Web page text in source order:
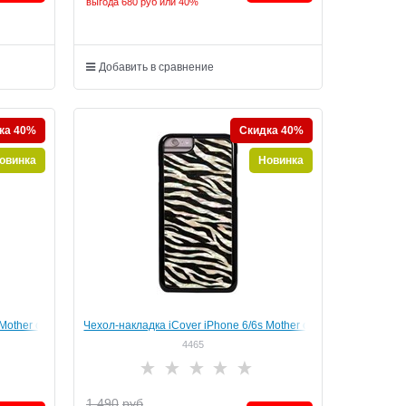
Добавить в сравнение
of
GF)
40%
Чехол-накладка iCover iPhone 6/6s Mother of
Pearl 04, дизайн "зебра" (IP6/4.7-MP-
4465
Скидка 40%
Новинка